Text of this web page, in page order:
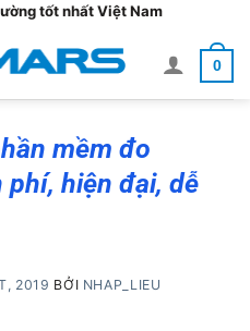
tốt nhất Việt Nam
0
mềm đo
hiện đại, dễ
2019 BỞI NHAP_LIEU